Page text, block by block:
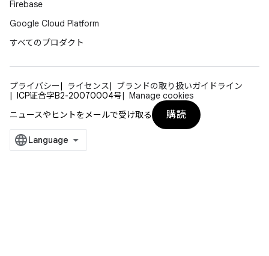
Firebase
Google Cloud Platform
すべてのプロダクト
プライバシー ライセンス
ブランドの取り扱いガイドライン
ICP证合字B2-20070004号
Manage cookies
ニュースやヒントをメールで受け取る
購読